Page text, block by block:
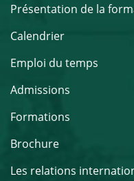
Présentation de la
Calendrier
Emploi du temps
Admissions
Formations
Brochure
Les relations